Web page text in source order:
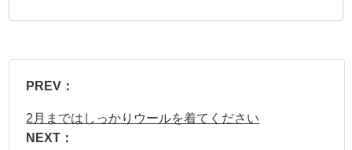
PREV：
2月まではしっかりウールを着てください
NEXT：